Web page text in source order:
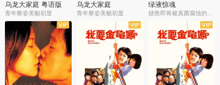
乌龙大家庭 粤语版
青年黎姿美貌初显
乌龙大家庭
青年黎姿美貌初显
绿液惊魂
拯救即将被真菌腐蚀的世界